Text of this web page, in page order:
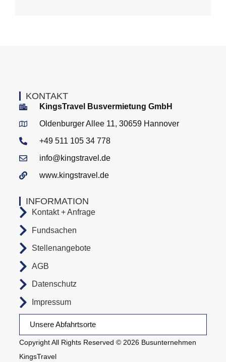
Copyright All Rights Reserved © 2026 Busunternehmen
KingsTravel
Unsere Abfahrtsorte
INFORMATION
Kontakt + Anfrage
Fundsachen
Stellenangebote
AGB
Datenschutz
Impressum
KONTAKT
KingsTravel Busvermietung GmbH
Oldenburger Allee 11, 30659 Hannover
+49 511 105 34 778
info@kingstravel.de
www.kingstravel.de